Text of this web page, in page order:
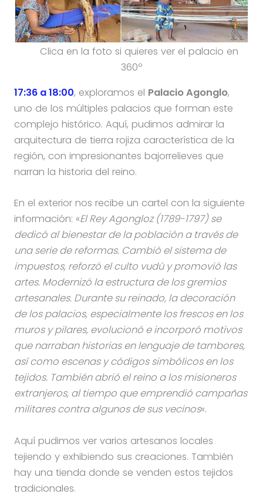
Clica en la foto si quieres ver el palacio en
360º
17:36 a 18:00, exploramos el Palacio Agonglo,
uno de los múltiples palacios que forman este
complejo histórico. Aquí, pudimos admirar la
arquitectura de tierra rojiza característica de la
región, con impresionantes bajorrelieves que
narran la historia del reino.
En el exterior nos recibe un cartel con la siguiente
información: «El Rey Agongloz (1789-1797) se
dedicó al bienestar de la población a través de
una serie de reformas. Cambió el sistema de
impuestos, reforzó el culto vudú y promovió las
artes. Modernizó la estructura de los gremios
artesanales. Durante su reinado, la decoración
de los palacios, especialmente los frescos en los
muros y pilares, evolucionó e incorporó motivos
que narraban historias en lenguaje de tambores,
así como escenas y códigos simbólicos en los
tejidos. También abrió el reino a los misioneros
extranjeros, al tiempo que emprendió campañas
militares contra algunos de sus vecinos«.
Aquí pudimos ver varios artesanos locales
tejiendo y exhibiendo sus creaciones. También
hay una tienda donde se venden estos tejidos
tradicionales.